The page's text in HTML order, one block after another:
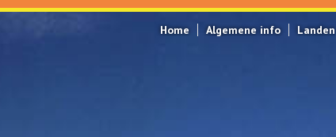
Overslaan en naar de inhoud gaan
Home
Algemene info Landen